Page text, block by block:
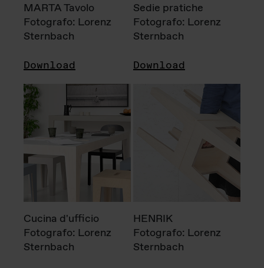
MARTA Tavolo
Fotografo: Lorenz
Sternbach
Download
Sedie pratiche
Fotografo: Lorenz
Sternbach
Download
Cucina d'ufficio
Fotografo: Lorenz
Sternbach
HENRIK
Fotografo: Lorenz
Sternbach